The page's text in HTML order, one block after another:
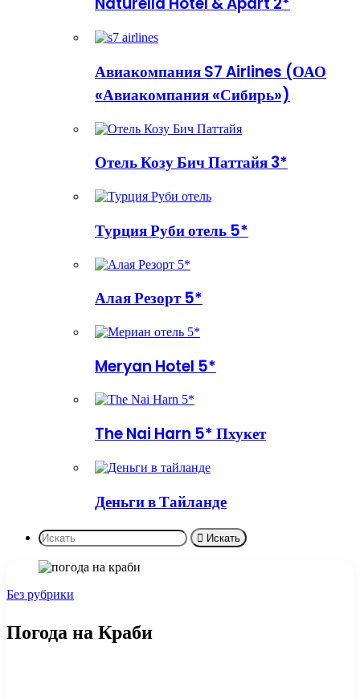
Авиакомпания S7 Airlines (ОАО
«Авиакомпания «Сибирь»)
Отель Козу Бич Паттайя 3*
Турция Руби отель 5*
Алая Резорт 5*
Meryan Hotel 5*
The Nai Harn 5* Пхукет
Деньги в Тайланде
Искать
Без рубрики
Погода на Краби